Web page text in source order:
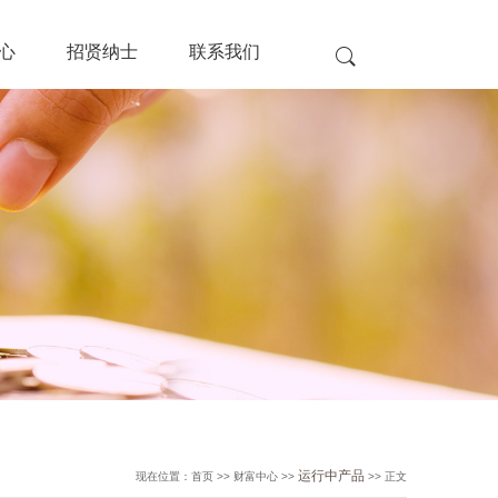
招贤纳士 联系我们
现在位置：首页 >> 财富中心 >> 运行中产品 >> 正文